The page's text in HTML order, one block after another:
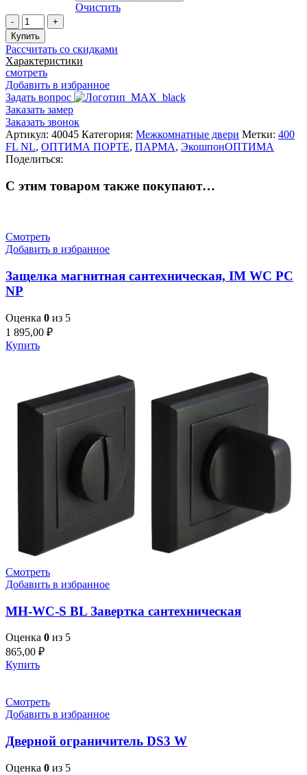
Очистить
Количество
товара
Дверь
межкомнатная
Парма_401АППSB.1
Купить
Рассчитать со скидками
Характеристики
смотреть
Добавить в избранное
Задать вопрос
Заказать замер
Заказать звонок
Артикул: 40045 Категория: Межкомнатные двери Метки: 400
FL NL, ОПТИМА ПОРТЕ, ПАРМА, ЭкошпонОПТИМА
Поделиться:
С этим товаром также покупают…
Смотреть
Добавить в избранное
Защелка магнитная сантехническая, IM WC PC
NP
Оценка 0 из 5
1 895,00 ₽
Купить
Смотреть
Добавить в избранное
MH-WC-S BL Завертка сантехническая
Оценка 0 из 5
865,00 ₽
Купить
Смотреть
Добавить в избранное
Дверной ограничитель DS3 W
Оценка 0 из 5